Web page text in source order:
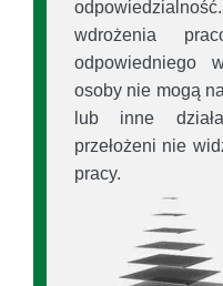
wdrożenia
odpowiedniego
osoby nie mogą
lub inne
przełożeni nie
pracy.